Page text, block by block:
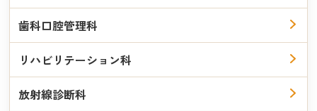
歯科口腔管理科
リハビリテーション科
放射線診断科